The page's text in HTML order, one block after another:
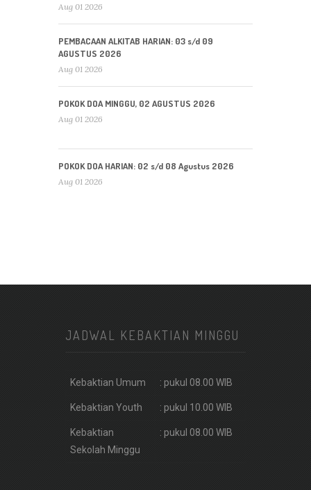
Aug 01 2026
PEMBACAAN ALKITAB HARIAN: 03 s/d 09
AGUSTUS 2026
Aug 01 2026
POKOK DOA MINGGU, 02 AGUSTUS 2026
Aug 01 2026
POKOK DOA HARIAN: 02 s/d 08 Agustus 2026
Aug 01 2026
JADWAL KEBAKTIAN MINGGU
Kebaktian Umum : pukul 08.00 WIB
Kebaktian Youth : pukul 10.00 WIB
Kebaktian
Sekolah Minggu
: pukul 08.00 WIB